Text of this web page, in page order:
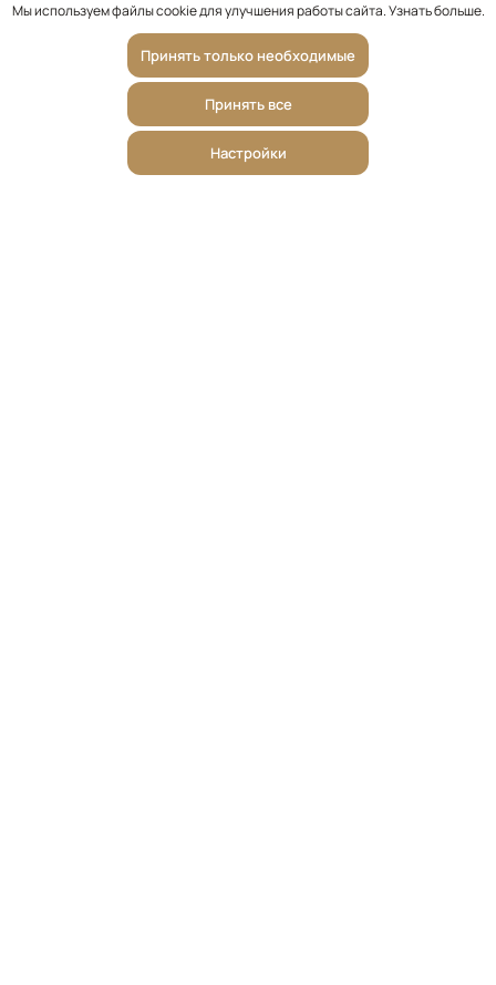
Мы используем файлы cookie для улучшения работы сайта.Узнать больше.
Принять только необходимые
Принять все
Настройки